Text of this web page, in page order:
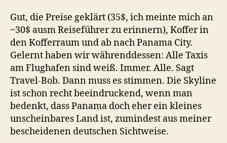
Gut, die Preise geklärt (35$, ich meinte mich an
~30$ ausm Reiseführer zu erinnern), Koffer in
den Kofferraum und ab nach Panama City.
Gelernt haben wir währenddessen: Alle Taxis
am Flughafen sind weiß. Immer. Alle. Sagt
Travel-Bob. Dann muss es stimmen. Die Skyline
ist schon recht beeindruckend, wenn man
bedenkt, dass Panama doch eher ein kleines
unscheinbares Land ist, zumindest aus meiner
bescheidenen deutschen Sichtweise.